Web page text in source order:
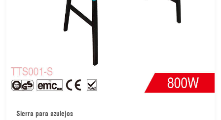
Sierra para azulejos